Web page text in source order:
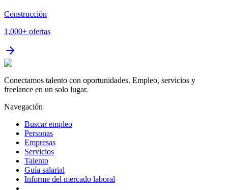
Construcción
1,000+ ofertas
Conectamos talento con oportunidades. Empleo, servicios y
freelance en un solo lugar.
Navegación
Buscar empleo
Personas
Empresas
Servicios
Talento
Guía salarial
Informe del mercado laboral